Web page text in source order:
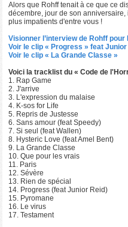
Alors que Rohff tenait à ce que ce
décembre, jour de son
plus impatients d'entre vous !
Visionner l’interview de Rohff pour
Voir le clip « Progress » feat Junior
Voir le clip « La Grande Classe »
Voici la tracklist du « Code de
1. Rap Game
2. J'arrive
3. L'expression du malaise
4. K-sos for Life
5. Repris de Justesse
6. Sans amour (feat Speedy)
7. Si seul (feat Wallen)
8. Hysteric Love (feat Amel Bent)
9. La Grande Classe
10. Que pour les vrais
11. Paris
12. Sévère
13. Rien de spécial
14. Progress (feat Junior Reid)
15. Pyromane
16. Le virus
17. Testament